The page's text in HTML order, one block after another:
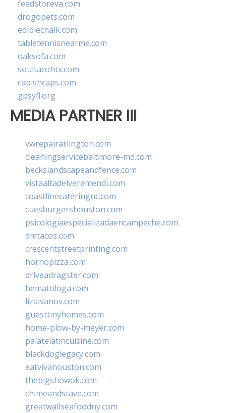
feedstoreva.com
drogopets.com
ediblechalk.com
tabletennisnearme.com
oaksofa.com
soultacohtx.com
capishcaps.com
gpsyfl.org
MEDIA PARTNER III
vwrepairarlington.com
cleaningservicebaltimore-md.com
beckslandscapeandfence.com
vistaaltadelveramendi.com
coastlinecateringnc.com
cuesburgershouston.com
psicologiaespecializadaencampeche.com
dmtacos.com
crescentstreetprinting.com
hornopizza.com
driveadragster.com
hematologa.com
lizaivanov.com
guesttinyhomes.com
home-plow-by-meyer.com
palatelatincuisine.com
blackdoglegacy.com
eatvivahouston.com
thebigshowok.com
chimeandstave.com
greatwallseafoodny.com